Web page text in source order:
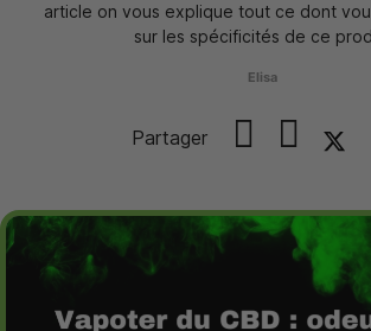
article on vous explique tout ce dont
sur les spécificités de ce
Elisa
Partager